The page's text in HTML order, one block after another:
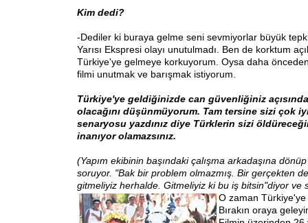
Kim dedi?
-Dediler ki buraya gelme seni sevmiyorlar büyük
Yarısı Ekspresi olayı unutulmadı. Ben de korktum
Türkiye'ye gelmeye korkuyorum. Oysa daha
filmi unutmak ve barışmak istiyorum.
Türkiye'ye geldiğinizde can güvenliğiniz
olacağını düşünmüyorum. Tam tersine sizi çok
senaryosu yazdınız diye Türklerin sizi
inanıyor olamazsınız.
(Yapım ekibinin başındaki çalışma arkadaşına
soruyor. "Bak bir problem olmazmış. Bir gerçekten
gitmeliyiz herhalde. Gitmeliyiz ki bu iş bitsin"diyor ve
O zaman Türkiye'ye
Bırakın oraya